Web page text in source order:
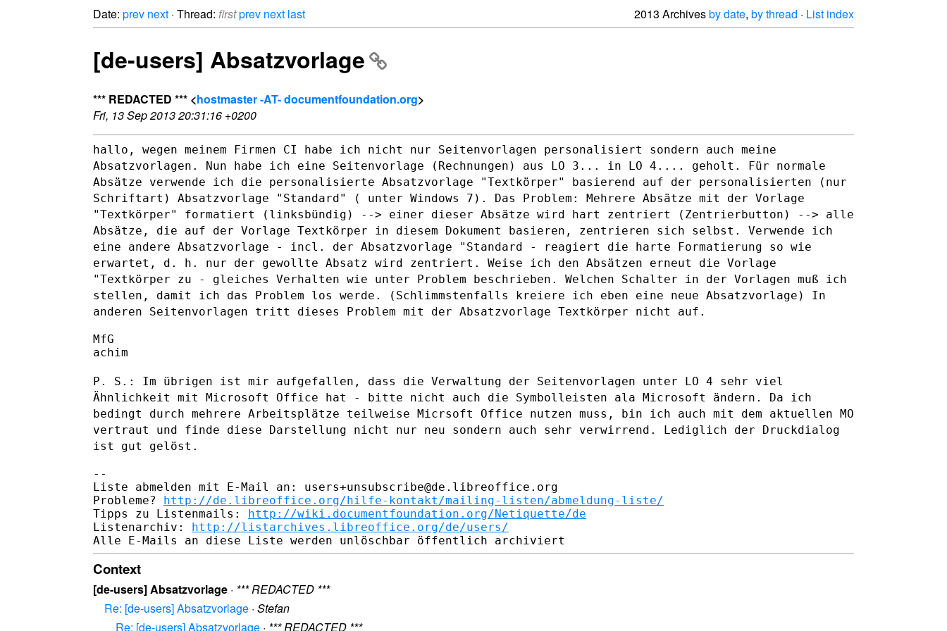
Date: prev next · Thread: firstprev next last 2013 Archivesby date, by thread · List index
[de-users] Absatzvorlage
*** REDACTED *** <hostmaster -AT- documentfoundation.org>
Fri, 13 Sep 2013 20:31:16 +0200
hallo, wegen meinem Firmen CI habe ich nicht nur Seitenvorlagen personalisiert sondern auch meine
Absatzvorlagen. Nun habe ich eine Seitenvorlage (Rechnungen) aus LO 3... in LO 4.... geholt. Für normale
Absätze verwende ich die personalisierte Absatzvorlage "Textkörper" basierend auf der personalisierten (nur
Schriftart) Absatzvorlage
"Standard" ( unter Windows 7). Das Problem: Mehrere Absätze mit der Vorlage
"Textkörper" formatiert
(linksbündig) --> einer dieser Absätze wird hart zentriert
(Zentrierbutton) --> alle
Absätze, die auf der Vorlage Textkörper in diesem Dokument basieren, zentrieren sich selbst. Verwende ich
eine andere Absatzvorlage - incl. der Absatzvorlage
"Standard - reagiert die harte Formatierung so wie
erwartet, d. h. nur der gewollte Absatz wird zentriert. Weise ich den Absätzen erneut die Vorlage
"Textkörper zu - gleiches Verhalten wie unter Problem beschrieben. Welchen Schalter in der Vorlagen muß ich
stellen, damit ich das Problem los werde. (Schlimmstenfalls kreiere ich eben eine neue Absatzvorlage) In
anderen Seitenvorlagen tritt dieses Problem mit der Absatzvorlage Textkörper nicht auf.
MfG
achim
P. S.: Im übrigen ist mir aufgefallen, dass die Verwaltung der Seitenvorlagen unter LO 4 sehr viel
Ähnlichkeit mit Microsoft Office hat
- bitte nicht auch die Symbolleisten ala Microsoft ändern. Da ich
bedingt durch mehrere Arbeitsplätze teilweise Micrsoft Office nutzen muss, bin ich auch mit dem aktuellen MO
vertraut und finde diese Darstellung nicht nur neu sondern auch sehr verwirrend. Lediglich der Druckdialog
ist gut gelöst.
--
Liste abmelden mit E-Mail an: users+unsubscribe@de.libreoffice.org
Probleme? http://de.libreoffice.org/hilfe-kontakt/mailing-listen/abmeldung-liste/
Tipps zu Listenmails: http://wiki.documentfoundation.org/Netiquette/de
Listenarchiv: http://listarchives.libreoffice.org/de/users/
Context
[de-users] Absatzvorlage · *** REDACTED ***
Re: [de-users] Absatzvorlage · Stefan
Re: [de-users] Absatzvorlage · *** REDACTED ***